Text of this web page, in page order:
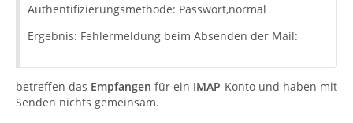
Authentifizierungsmethode: Passwort,normal
Ergebnis: Fehlermeldung beim Absenden der Mail:
betreffen das Empfangen für ein IMAP-Konto und haben mit
Senden nichts gemeinsam.